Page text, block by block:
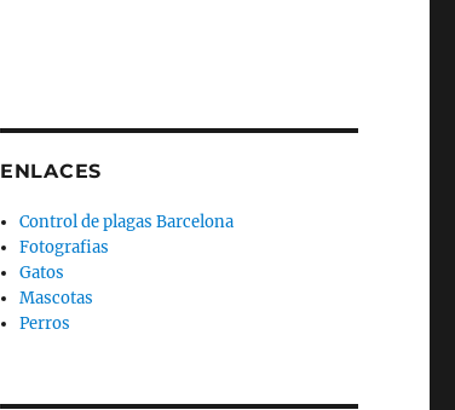
ENLACES
Control de plagas Barcelona
Fotografias
Gatos
Mascotas
Perros